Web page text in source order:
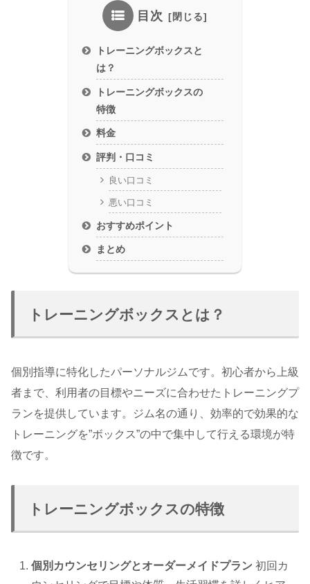
目次
トレーニングボックスと
は？
トレーニングボックスの
特徴
料金
評判・口コミ
良い口コミ
悪い口コミ
おすすめポイント
まとめ
トレーニングボックスとは？
個別指導に特化したパーソナルジムです。初心者から上級
者まで、利用者の目標やニーズに合わせたトレーニングプ
ランを提供しています。ジム名の通り、効率的で効果的な
トレーニングを”ボックス”の中で集中して行える環境が特
徴です。
トレーニングボックスの特徴
個別カウンセリングとオーダーメイドプラン 初回カ